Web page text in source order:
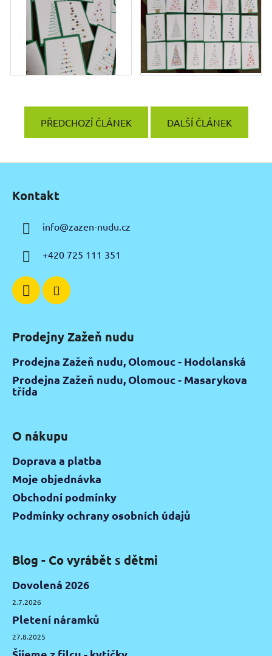
PŘEDCHOZÍ ČLÁNEK DALŠÍ ČLÁNEK
Kontakt
info@zazen-nudu.cz
+420 725 111 351
Prodejny Zažeň nudu
Prodejna Zažeň nudu, Olomouc - Hodolanská
Prodejna Zažeň nudu, Olomouc - Masarykova
třída
O nákupu
Doprava a platba
Moje objednávka
Obchodní podmínky
Podmínky ochrany osobních údajů
Blog - Co vyrábět s dětmi
Dovolená 2026
2.7.2026
Pletení náramků
27.8.2025